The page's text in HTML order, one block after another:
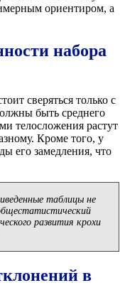
ориентиром, а
набора
сверяться только с
быть среднего
телосложения растут
Кроме того, у
его замедления, что
таблицы не
развития крохи
в